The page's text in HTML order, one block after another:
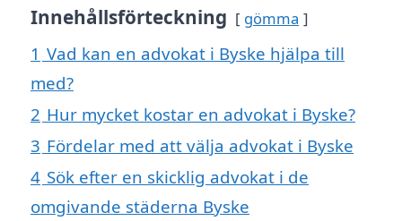
Innehållsförteckning gömma
1 Vad kan en advokat i Byske hjälpa till
med?
2 Hur mycket kostar en advokat i Byske?
3 Fördelar med att välja advokat i Byske
4 Sök efter en skicklig advokat i de
omgivande städerna Byske